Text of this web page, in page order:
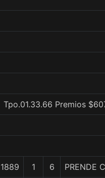
Tpo.01.33.66 Premios
1889 1 6 PRENDE